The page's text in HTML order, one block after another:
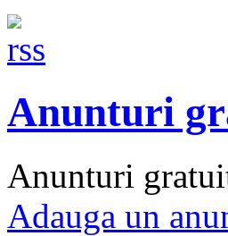
Anunturi
Anunturi
Adauga un